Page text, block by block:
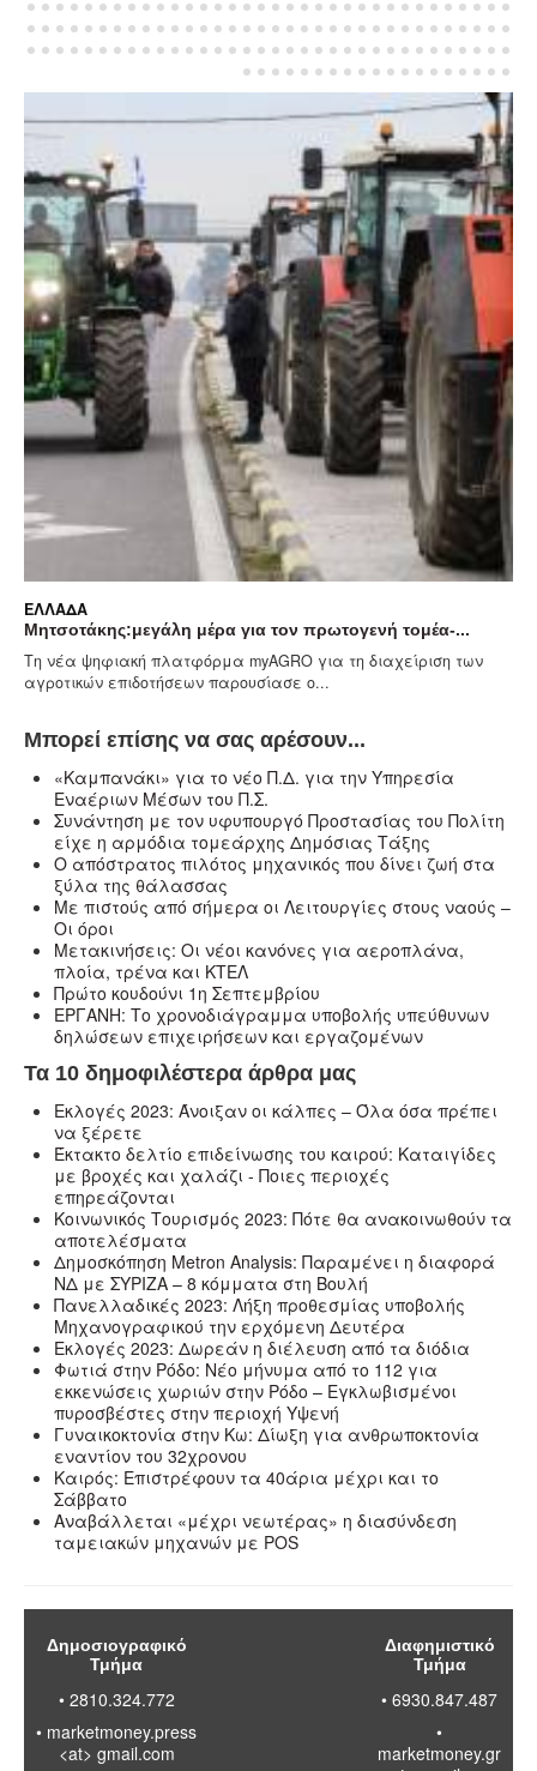
μέρα για τον πρωτογενή τομέα-...
myAGRO για τη διαχείριση των
παρουσίασε ο...
Αίθριος σήμερα ο
Γενικά αίθριος θα
Μπορεί επίσης να σας αρέσουν...
«Καμπανάκι» για το νέο Π.Δ. για την Υπηρεσία
Εναέριων Μέσων του Π.Σ.
Συνάντηση με τον υφυπουργό Προστασίας του Πολίτη
είχε η αρμόδια τομεάρχης Δημόσιας Τάξης
Ο απόστρατος πιλότος μηχανικός που δίνει ζωή στα
ξύλα της θάλασσας
Με πιστούς από σήμερα οι Λειτουργίες στους ναούς –
Oι όροι
Μετακινήσεις: Οι νέοι κανόνες για αεροπλάνα,
πλοία, τρένα και ΚΤΕΛ
Πρώτο κουδούνι 1η Σεπτεμβρίου
ΕΡΓΑΝΗ: Το χρονοδιάγραμμα υποβολής υπεύθυνων
δηλώσεων επιχειρήσεων και εργαζομένων
Τα 10 δημοφιλέστερα άρθρα μας
Εκλογές 2023: Άνοιξαν οι κάλπες – Όλα όσα πρέπει
να ξέρετε
Έκτακτο δελτίο επιδείνωσης του καιρού: Καταιγίδες
με βροχές και χαλάζι - Ποιες περιοχές
επηρεάζονται
Κοινωνικός Τουρισμός 2023: Πότε θα ανακοινωθούν τα
αποτελέσματα
Δημοσκόπηση Metron Analysis: Παραμένει η διαφορά
ΝΔ με ΣΥΡΙΖΑ – 8 κόμματα στη Βουλή
Πανελλαδικές 2023: Λήξη προθεσμίας υποβολής
Μηχανογραφικού την ερχόμενη Δευτέρα
Εκλογές 2023: Δωρεάν η διέλευση από τα διόδια
Φωτιά στην Ρόδο: Νέο μήνυμα από το 112 για
εκκενώσεις χωριών στην Ρόδο – Εγκλωβισμένοι
πυροσβέστες στην περιοχή Υψενή
Γυναικοκτονία στην Κω: Δίωξη για ανθρωποκτονία
εναντίον του 32χρονου
Καιρός: Επιστρέφουν τα 40άρια μέχρι και το
Σάββατο
Αναβάλλεται «μέχρι νεωτέρας» η διασύνδεση
ταμειακών μηχανών με POS
Δημοσιογραφικό
Τμήμα
• 2810.324.772
• marketmoney.press
<at> gmail.com
Διαφημιστικό
Τμήμα
• 6930.847.487
•
marketmoney.gr